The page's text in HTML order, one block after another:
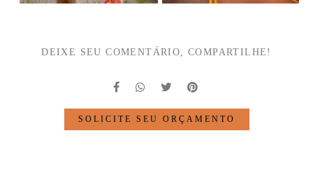
DEIXE SEU COMENTÁRIO, COMPARTILHE!
SOLICITE SEU ORÇAMENTO